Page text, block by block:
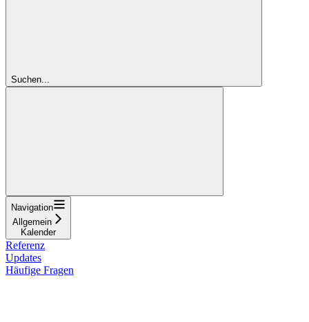
Suchen...
Navigation
Allgemein
Kalender
Referenz
Updates
Häufige Fragen